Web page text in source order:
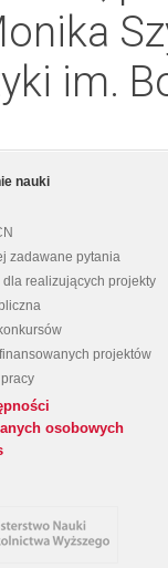
im.
nauki
zadawane pytania
dla realizujących projekty
finansowanych projektów
osobowych